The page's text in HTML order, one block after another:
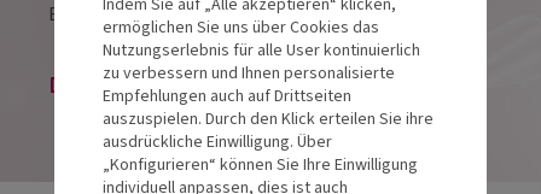
Esperantopl. 1 36037Fulda
Die Veranstaltung ist beendet.
Indem Sie auf „Alle akzeptieren“ klicken,
ermöglichen Sie uns über Cookies das
Nutzungserlebnis für alle User kontinuierlich
zu verbessern und Ihnen personalisierte
Empfehlungen auch auf Drittseiten
auszuspielen. Durch den Klick erteilen Sie ihre
ausdrückliche Einwilligung. Über
„Konfigurieren“ können Sie Ihre Einwilligung
individuell anpassen, dies ist auch